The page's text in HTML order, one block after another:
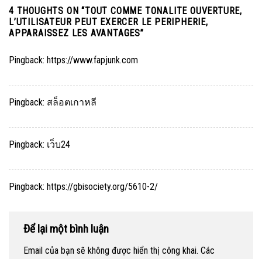
4 THOUGHTS ON “TOUT COMME TONALITE OUVERTURE,
L’UTILISATEUR PEUT EXERCER LE PERIPHERIE,
APPARAISSEZ LES AVANTAGES”
Pingback: https://www.fapjunk.com
Pingback: สล็อตเกาหลี
Pingback: เว็บ24
Pingback: https://gbisociety.org/5610-2/
Để lại một bình luận
Email của bạn sẽ không được hiển thị công khai. Các